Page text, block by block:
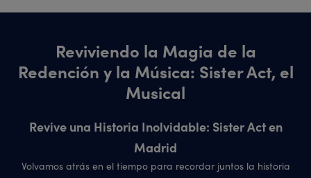
Reviviendo la Magia de la
Redención y la Música: Sister Act, el
Musical
Revive una Historia Inolvidable: Sister Act en
Madrid
Volvamos atrás en el tiempo para recordar juntos la historia